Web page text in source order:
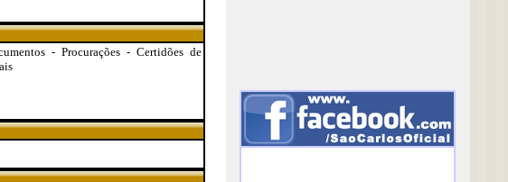
- Procurações - Certidões de